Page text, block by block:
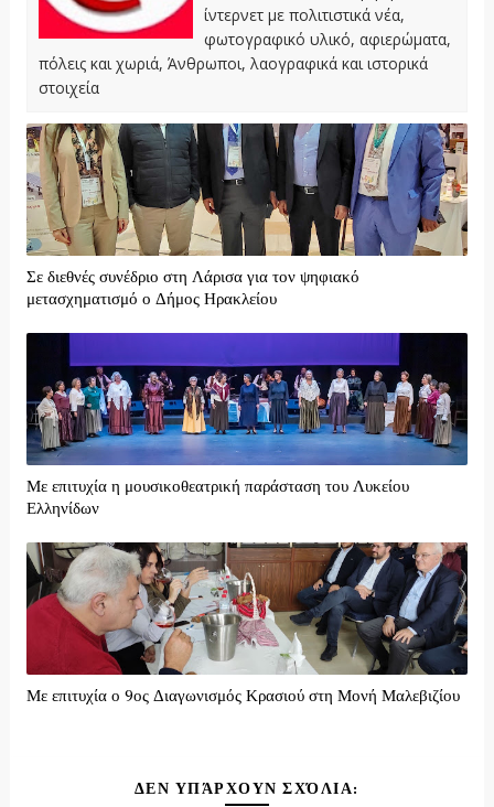
ίντερνετ με πολιτιστικά νέα,
φωτογραφικό υλικό, αφιερώματα,
πόλεις και χωριά, Άνθρωποι, λαογραφικά και ιστορικά
στοιχεία
Σε διεθνές συνέδριο στη Λάρισα για τον ψηφιακό
μετασχηματισμό ο Δήμος Ηρακλείου
Με επιτυχία η μουσικοθεατρική παράσταση του Λυκείου
Ελληνίδων
Με επιτυχία ο 9ος Διαγωνισμός Κρασιού στη Μονή Μαλεβιζίου
ΔΕΝ ΥΠΆΡΧΟΥΝ ΣΧΌΛΙΑ: